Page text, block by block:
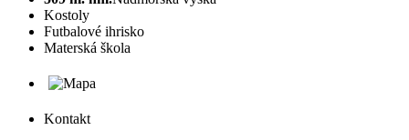
Kostoly
Futbalové ihrisko
Materská škola
Kontakt